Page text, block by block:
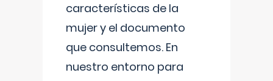
características de la
mujer y el documento
que consultemos. En
nuestro entorno para